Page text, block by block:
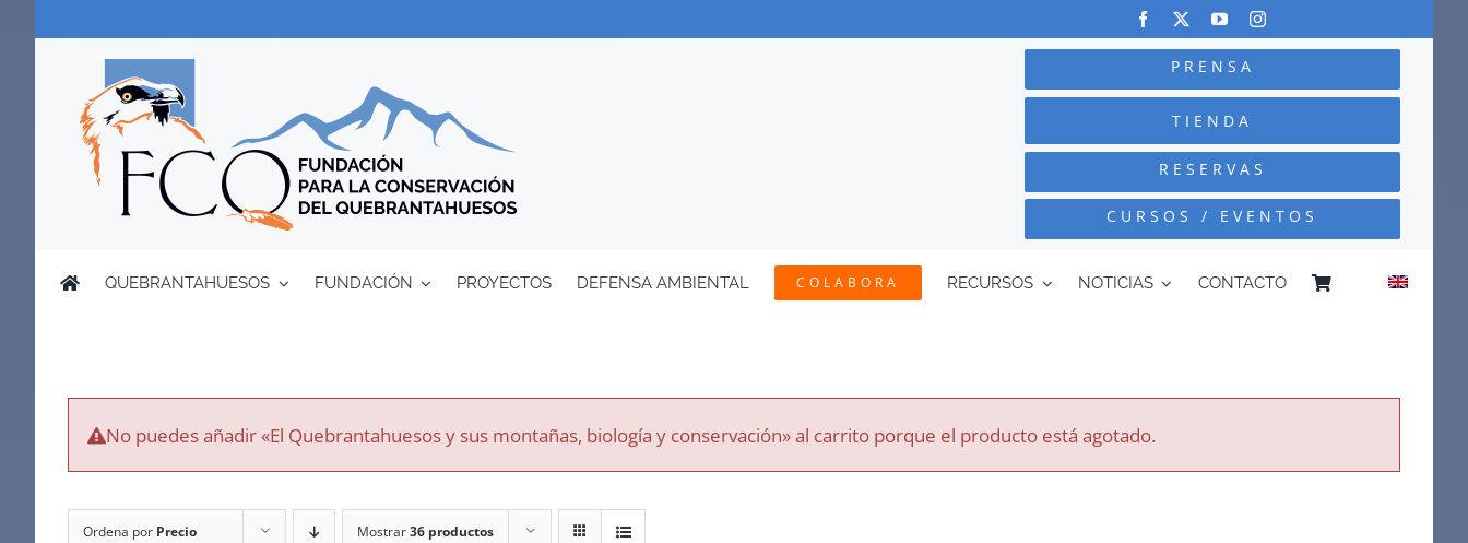
PRENSA
TIENDA
RESERVAS
CURSOS / EVENTOS
QUEBRANTAHUESOS FUNDACIÓN PROYECTOS DEFENSA AMBIENTAL COLABORA RECURSOS NOTICIAS CONTACTO
No puedes añadir «El Quebrantahuesos y sus montañas, biología y conservación» al carrito porque el producto está agotado.
Ordena por Precio Mostrar36 productos